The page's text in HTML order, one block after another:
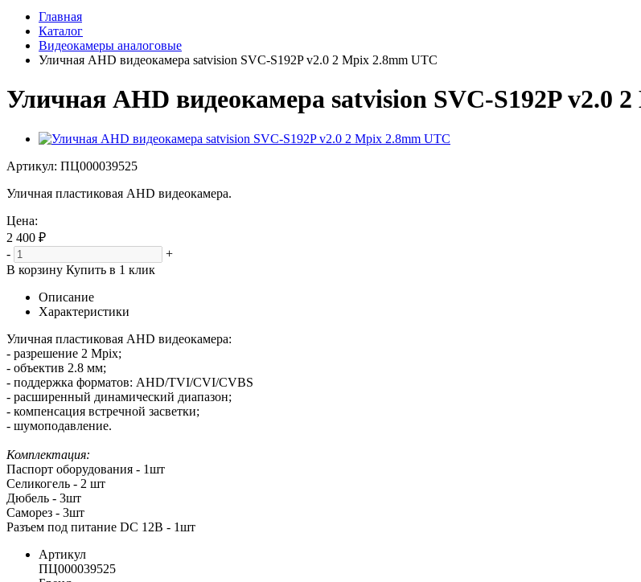
Главная
Каталог
Видеокамеры аналоговые
Уличная AHD видеокамера satvision SVC-S192P v2.0 2 Mpix 2.8mm UTC
Уличная AHD видеокамера satvision SVC-S192P v2.0
Артикул: ПЦ000039525
Уличная пластиковая AHD видеокамера.
Цена:
2 400 ₽
-
+
В корзину Купить в 1 клик
Описание
Характеристики
Уличная пластиковая AHD видеокамера:
- разрешение 2 Mpix;
- объектив 2.8 мм;
- поддержка форматов: AHD/TVI/CVI/CVBS
- расширенный динамический диапазон;
- компенсация встречной засветки;
- шумоподавление.
Комплектация:
Паспорт оборудования - 1шт
Селикогель - 2 шт
Дюбель - 3шт
Саморез - 3шт
Разъем под питание DC 12B - 1шт
Артикул
ПЦ000039525